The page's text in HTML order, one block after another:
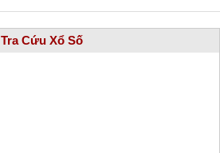
Tra Cứu Xổ Số